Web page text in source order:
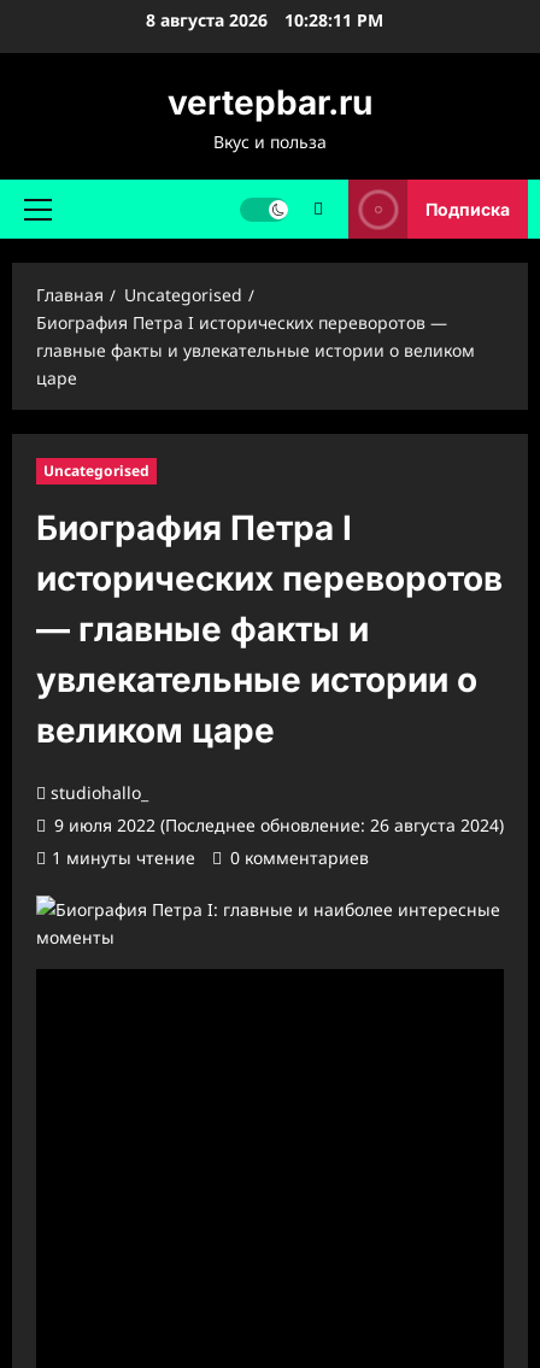
8 августа 2026 10:28:12 PM
vertepbar.ru
Вкус и польза
Основное
Подписка
Главная
Uncategorised
Биография Петра I исторических переворотов —
главные факты и увлекательные истории о великом
царе
Uncategorised
Биография Петра I
исторических переворотов
— главные факты и
увлекательные истории о
великом царе
studiohallo_
9 июля 2022 (Последнее обновление: 26 августа 2024)
1 минуты чтение
0 комментариев